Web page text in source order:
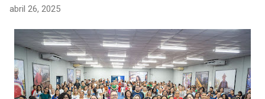
abril 26, 2025